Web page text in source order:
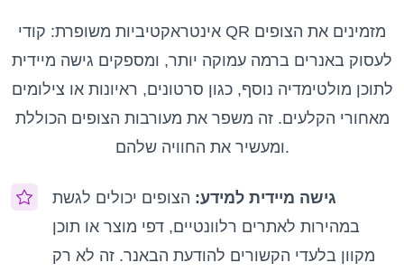
אינטראקטיביות משופרת: קודי QR מזמינים את הצופים
לעסוק באנרים ברמה עמוקה יותר, ומספקים גישה מיידית
לתוכן מולטימדיה נוסף, כגון סרטונים, ראיונות או צילומים
מאחורי הקלעים. זה משפר את מעורבות הצופים הכוללת
ומעשיר את החוויה שלהם.
גישה מיידית למידע: הצופים יכולים לגשת
במהירות לאתרים רלוונטיים, דפי מוצר או תוכן
מקוון בלעדי הקשורים להודעת הבאנר. זה לא רק